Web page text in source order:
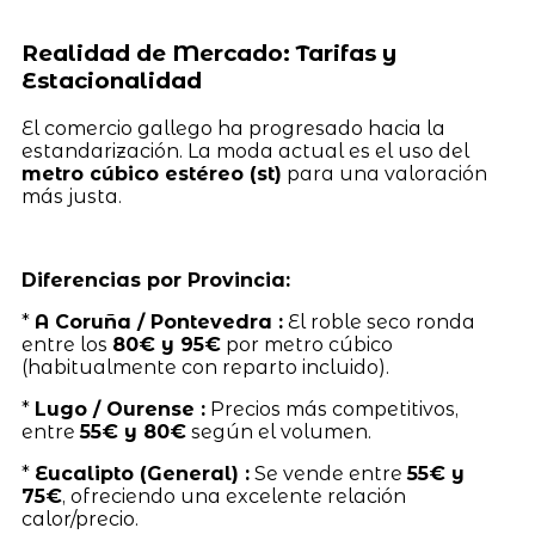
Realidad de Mercado: Tarifas y
Estacionalidad
El comercio gallego ha progresado hacia la
estandarización. La moda actual es el uso del
metro cúbico estéreo (st) para una valoración
más justa.
Diferencias por Provincia:
* A Coruña / Pontevedra :El roble seco ronda
entre los 80€ y 95€por metro cúbico
(habitualmente con reparto incluido).
* Lugo / Ourense :Precios más competitivos,
entre55€ y 80€según el volumen.
* Eucalipto (General) :Se vende entre55€ y
75€, ofreciendo una excelente relación
calor/precio.